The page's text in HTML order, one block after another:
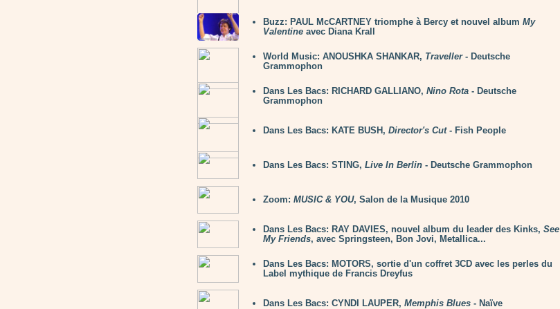
Buzz: PAUL McCARTNEY triomphe à Bercy et nouvel album My
Valentine avec Diana Krall
World Music: ANOUSHKA SHANKAR, Traveller- Deutsche
Grammophon
Dans Les Bacs: RICHARD GALLIANO, Nino Rota - Deutsche
Grammophon
Dans Les Bacs: KATE BUSH, Director's Cut- Fish People
Dans Les Bacs: STING, Live In Berlin - Deutsche Grammophon
Zoom: MUSIC & YOU, Salon de la Musique 2010
Dans Les Bacs: RAY DAVIES, nouvel album du leader des Kinks, See
My Friends, avec Springsteen, Bon Jovi, Metallica...
Dans Les Bacs: MOTORS, sortie d'un coffret 3CD avec les perles du
Label mythique de Francis Dreyfus
Dans Les Bacs: CYNDI LAUPER, Memphis Blues - Naïve